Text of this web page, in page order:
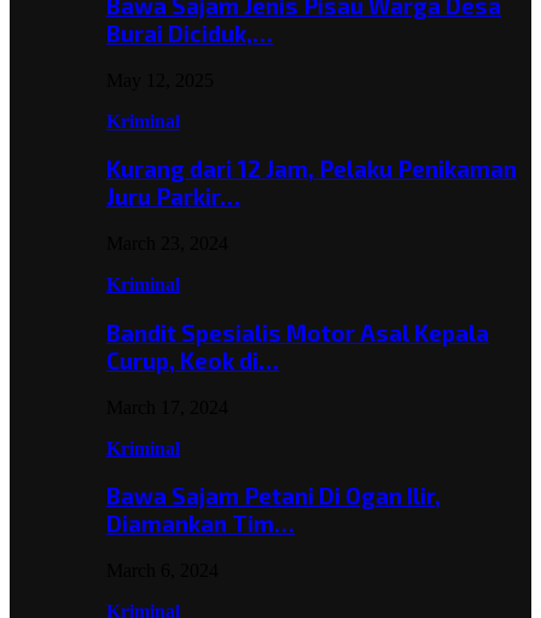
Burai Diciduk,…
Kriminal
Kurang dari 12 Jam, Pelaku Penikaman
Juru Parkir…
Kriminal
Bandit Spesialis Motor Asal Kepala
Curup, Keok di…
Kriminal
Bawa Sajam Petani Di Ogan Ilir,
Diamankan Tim…
Kriminal